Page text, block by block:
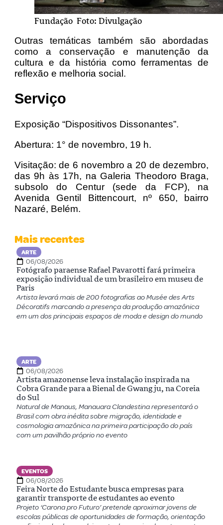
Fundação Foto: Divulgação
Outras temáticas também são abordadas
como a conservação e manutenção da
cultura e da história como ferramentas de
reflexão e melhoria social.
Serviço
Exposição “Dispositivos Dissonantes”.
Abertura: 1° de novembro, 19 h.
Visitação: de 6 novembro a 20 de dezembro,
das 9h às 17h, na Galeria Theodoro Braga,
subsolo do Centur (sede da FCP), na
Avenida Gentil Bittencourt, nº 650, bairro
Nazaré, Belém.
Mais recentes
ARTE
06/08/2026
Fotógrafo paraense Rafael Pavarotti fará primeira
exposição individual de um brasileiro em museu de
Paris
Artista levará mais de 200 fotografias ao Musée des Arts
Décoratifs marcando a presença da produção amazônica
em um dos principais espaços de moda e design do mundo
ARTE
06/08/2026
Artista amazonense leva instalação inspirada na
Cobra Grande para a Bienal de Gwangju, na Coreia
do Sul
Natural de Manaus, Manauara Clandestina representará o
Brasil com obra inédita sobre migração, identidade e
cosmologia amazônica na primeira participação do país
com um pavilhão próprio no evento
EVENTOS
06/08/2026
Feira Norte do Estudante busca empresas para
garantir transporte de estudantes ao evento
Projeto ‘Carona pro Futuro’ pretende aproximar jovens de
escolas públicas de oportunidades de formação, orientação